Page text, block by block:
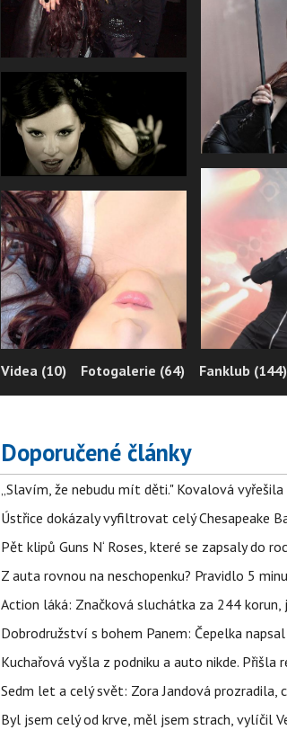
Videa (10) Fotogalerie (64) Fanklub (144)
Doporučené články
„Slavím, že nebudu mít děti." Kovalová
Ústřice dokázaly vyfiltrovat celý Chesapeake
Pět klipů Guns N‘ Roses, které se zapsaly do
Z auta rovnou na neschopenku? Pravidlo 5
Action láká: Značková sluchátka za 244
Dobrodružství s bohem Panem: Čepelka
Kuchařová vyšla z podniku a auto nikde. Přišla
Sedm let a celý svět: Zora Jandová prozradila,
Byl jsem celý od krve, měl jsem strach, vylíčil